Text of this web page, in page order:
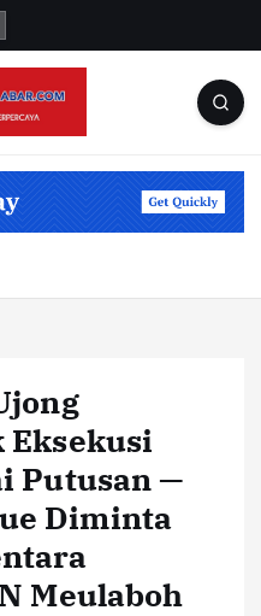
Eksekusi
Putusan —
Diminta
Meulaboh